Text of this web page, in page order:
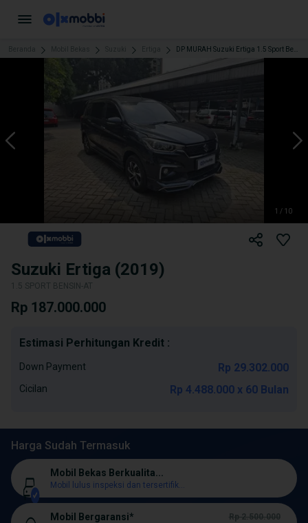
1 / 10
Suzuki Ertiga (2019)
1.5 SPORT BENSIN-AT
Rp 187.000.000
Estimasi Perhitungan Kredit :
Down Payment Rp 29.302.000
Cicilan Rp 4.488.000 x 60 Bulan
Harga Sudah Termasuk
Mobil Bekas Berkualita...
Mobil lulus inspeksi dan tersertifik...
Mobil Bergaransi*
Rp 2.500.000